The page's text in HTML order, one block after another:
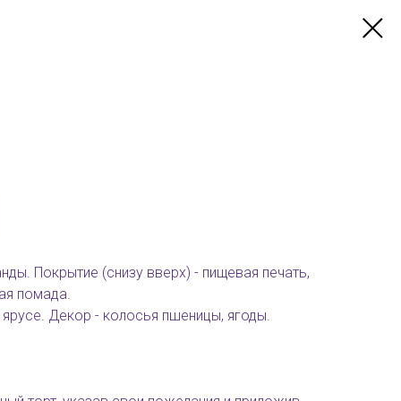
Покрытие (снизу вверх) - пищевая печать,
помада.
Декор - колосья пшеницы, ягоды.